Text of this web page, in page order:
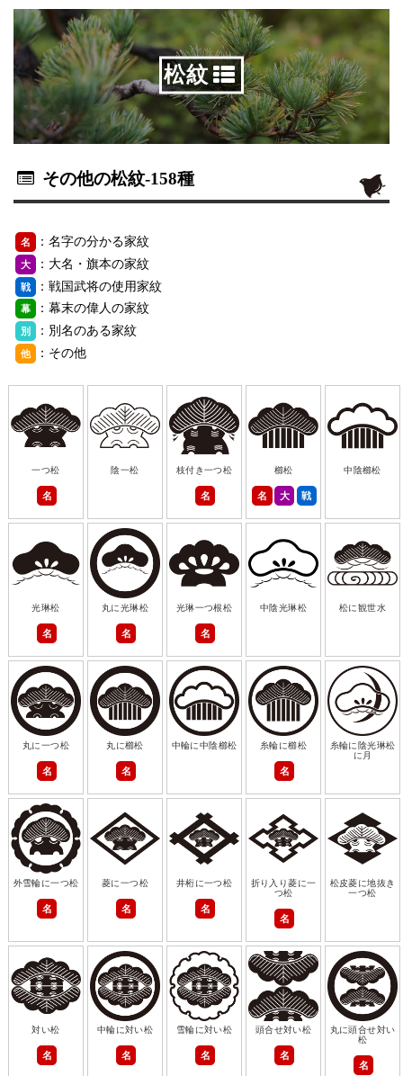
松紋
その他の松紋-158種
名 ：名字の分かる家紋
大 ：大名・旗本の家紋
戦 ：戦国武将の使用家紋
幕 ：幕末の偉人の家紋
別 ：別名のある家紋
他 ：その他
一つ松
名
陰一松 枝付き一つ松
名
櫛松
名 大 戦
中陰櫛松
光琳松
名
丸に光琳松
名
光琳一つ根松
名
中陰光琳松 松に観世水
丸に一つ松
名
丸に櫛松
名
中輪に中陰櫛松 糸輪に櫛松
名
糸輪に陰光琳松
に月
外雪輪に一つ松
名
菱に一つ松
名
井桁に一つ松
名
折り入り菱に一
つ松
名
松皮菱に地抜き
一つ松
対い松
名
中輪に対い松
名
雪輪に対い松
名
頭合せ対い松
名
丸に頭合せ対い
松
名